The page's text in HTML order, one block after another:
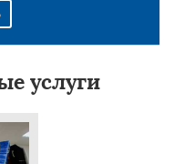
услуги